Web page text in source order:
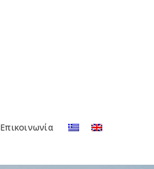
Επικοινωνία